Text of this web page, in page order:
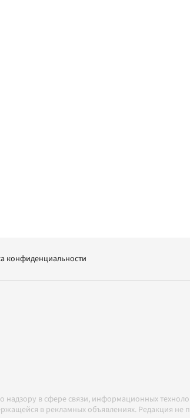
конфиденциальности
в сфере связи, информационных
в рекламных объявлениях. Редакция